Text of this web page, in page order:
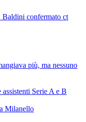
Baldini confermato ct
più, ma nessuno
Serie A e B
Milanello